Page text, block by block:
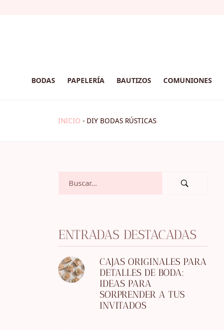
BODAS PAPELERÍA BAUTIZOS COMUNIONES
INICIO - DIY BODAS RÚSTICAS
ENTRADAS DESTACADAS
CAJAS ORIGINALES PARA
DETALLES DE BODA:
IDEAS PARA
SORPRENDER A TUS
INVITADOS